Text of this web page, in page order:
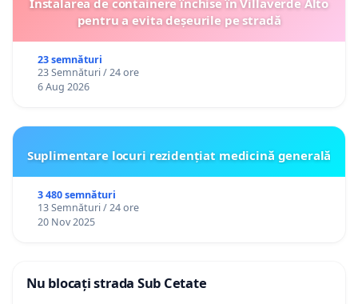
pentru a evita deșeurile pe stradă
23 semnături
23 Semnături / 24 ore
6 Aug 2026
Suplimentare locuri rezidențiat medicină generală
3 480 semnături
13 Semnături / 24 ore
20 Nov 2025
Nu blocați strada Sub Cetate